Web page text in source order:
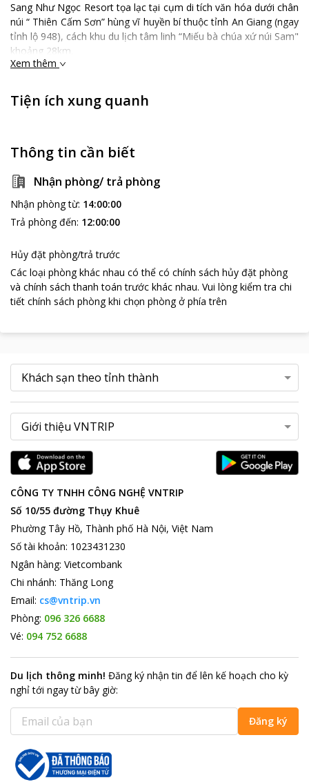
Sang Như Ngọc Resort tọa lạc tại cụm di tích văn hóa dưới chân
núi “ Thiên Cấm Sơn” hùng vĩ huyền bí thuộc tỉnh An Giang (ngay
tỉnh lộ 948), cách khu du lịch tâm linh “Miếu bà chúa xứ núi Sam"
khoảng 28km.
Được xây dựng với kiến trúc khá sang trọng hòa quyện cùng sắc
những cảm giác yên bình thực sự của một chuyến du lịch nghỉ
dưỡng.
cùng các tiện ích như hồ bơi ngoài trời, nhà hàng chay và nhà
hàng mặn riêng biệt
Sang Như Ngọc Resort hứa hẹn sẽ mang lại những dịch vụ tốt
nhất phục vụ Quý khách!"
Xem thêm
Tiện ích xung quanh
Thông tin cần biết
Nhận phòng/ trả phòng
Nhận phòng từ: 14:00:00
Trả phòng đến: 12:00:00
Hủy đặt phòng/trả trước
Các loại phòng khác nhau có thể có chính sách hủy đặt phòng
và chính sách thanh toán trước khác nhau. Vui lòng kiểm tra chi
tiết chính sách phòng khi chọn phòng ở phía trên
CÔNG TY TNHH CÔNG NGHỆ VNTRIP
Số 10/55 đường Thụy Khuê
Phường Tây Hồ, Thành phố Hà Nội, Việt Nam
Số tài khoản: 1023431230
Ngân hàng: Vietcombank
Chi nhánh: Thăng Long
Email: cs@vntrip.vn
Phòng: 096 326 6688
Vé: 094 752 6688
Du lịch thông minh! Đăng ký nhận tin để lên kế hoạch cho kỳ
nghỉ tới ngay từ bây giờ:
Đăng ký